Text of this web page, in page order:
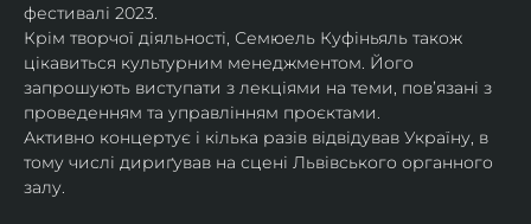
фестивалі 2023.
Крім творчої діяльності, Семюель Куфіньяль також
цікавиться культурним менеджментом. Його
запрошують виступати з лекціями на теми, пов’язані з
проведенням та управлінням проєктами.
Активно концертує і кілька разів відвідував Україну, в
тому числі дириґував на сцені Львівського органного
залу.